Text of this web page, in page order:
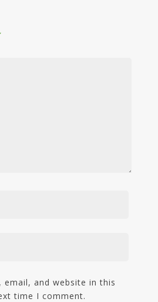
email, and website in this
time I comment.